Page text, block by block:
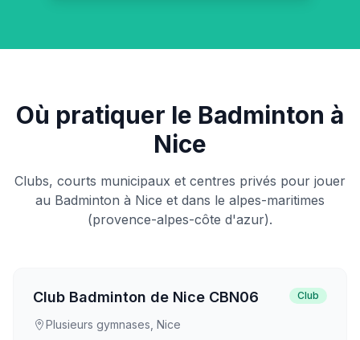
Où pratiquer le Badminton à
Nice
Clubs, courts municipaux et centres privés pour jouer
au Badminton à Nice et dans le alpes-maritimes
(provence-alpes-côte d'azur).
Club Badminton de Nice CBN06 Club
Plusieurs gymnases, Nice